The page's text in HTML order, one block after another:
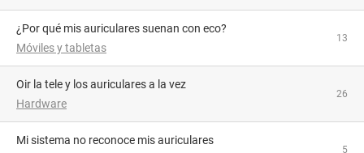
¿Por qué mis auriculares suenan con eco?
Móviles y tabletas
13
oir la tele y los auriculares a la vez
Hardware
26
Mi sistema no reconoce mis auriculares
5